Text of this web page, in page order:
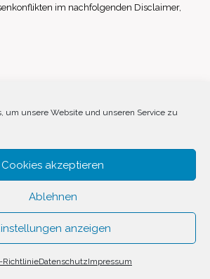
um unsere Website und unseren Service zu
Cookies akzeptieren
Ablehnen
anzeigen
RichtlinieDatenschutzImpressum
im nachfolgenden Disclaimer,
Datenschutz
Disclaimer
Invest Inside by